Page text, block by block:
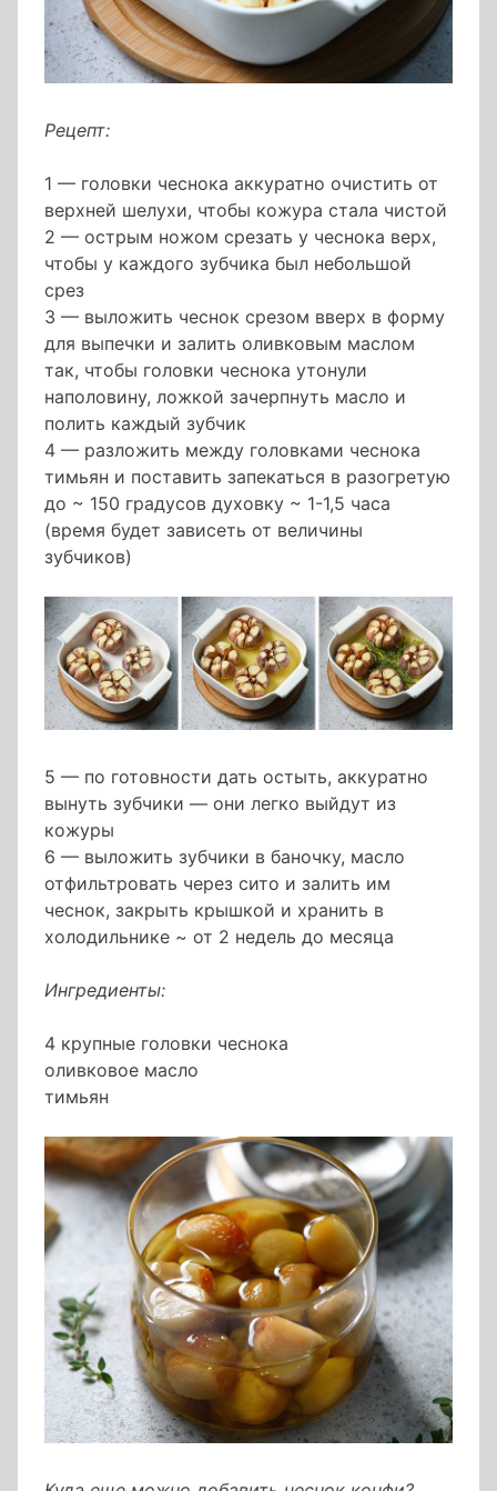
Рецепт:
1 — головки чеснока аккуратно очистить от
верхней шелухи, чтобы кожура стала чистой
2 — острым ножом срезать у чеснока верх,
чтобы у каждого зубчика был небольшой
срез
3 — выложить чеснок срезом вверх в форму
для выпечки и залить оливковым маслом
так, чтобы головки чеснока утонули
наполовину, ложкой зачерпнуть масло и
полить каждый зубчик
4 — разложить между головками чеснока
тимьян и поставить запекаться в разогретую
до ~ 150 градусов духовку ~ 1-1,5 часа
(время будет зависеть от величины
зубчиков)
5 — по готовности дать остыть, аккуратно
вынуть зубчики — они легко выйдут из
кожуры
6 — выложить зубчики в баночку, масло
отфильтровать через сито и залить им
чеснок, закрыть крышкой и хранить в
холодильнике ~ от 2 недель до месяца
Ингредиенты:
4 крупные головки чеснока
оливковое масло
тимьян